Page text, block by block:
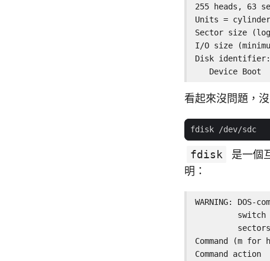
255 heads, 63
Units =
Sector size
I/O size
Disk identifier:
Device Boot
看起來沒問題，
fdisk 是一個
明：
WARNING:
switch
Command (m for
Command action